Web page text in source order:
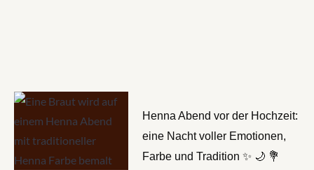
Henna Abend vor der Hochzeit:
eine Nacht voller Emotionen,
Farbe und Tradition ✨ 🌙 💐